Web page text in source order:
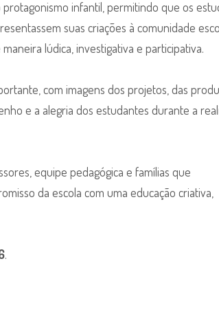
infantil, permitindo que os
suas criações à comunidade
lúdica, investigativa e participativa.
com imagens dos projetos, das
e a alegria dos estudantes durante a
equipe pedagógica e famílias que
da escola com uma educação criativa,
.